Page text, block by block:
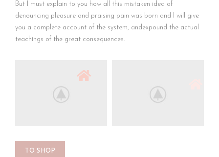
But I must explain to you how all this mistaken idea of
denouncing pleasure and praising pain was born and I will give
you a complete account of the system, andexpound the actual
teachings of the great consequences.
TO SHOP